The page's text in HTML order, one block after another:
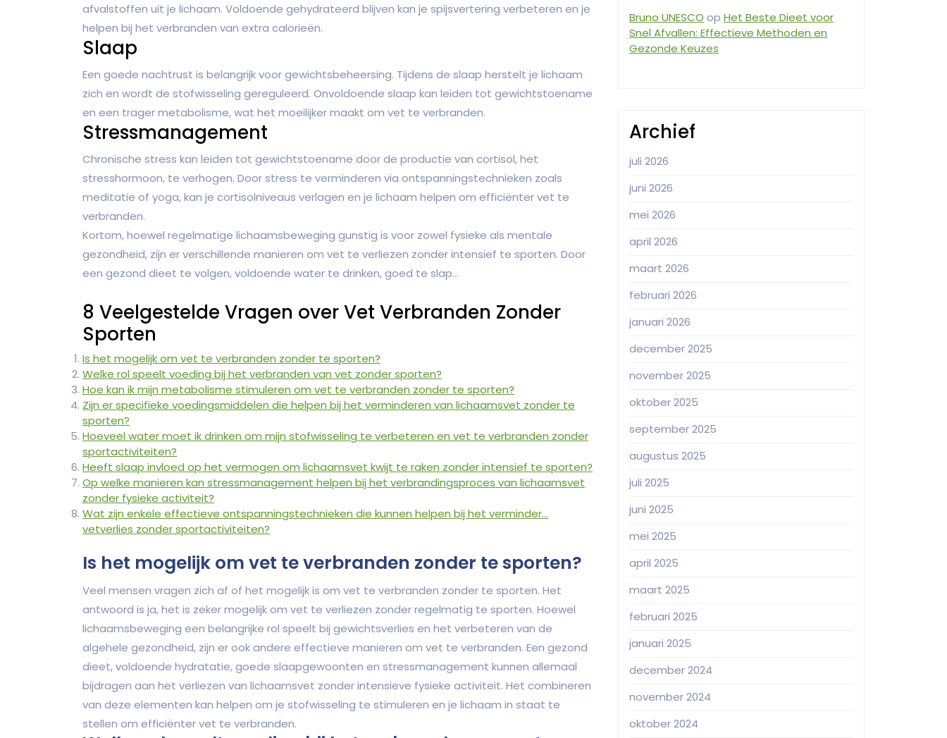
afvalstoffen uit je lichaam. Voldoende gehydrateerd blijven kan je spijsvertering verbeteren en je
helpen bij het verbranden van extra calorieën.
Slaap
Een goede nachtrust is belangrijk voor gewichtsbeheersing. Tijdens de slaap herstelt je lichaam
zich en wordt de stofwisseling gereguleerd. Onvoldoende slaap kan leiden tot gewichtstoename
en een trager metabolisme, wat het moeilijker maakt om vet te verbranden.
Stressmanagement
Chronische stress kan leiden tot gewichtstoename door de productie van cortisol, het
stresshormoon, te verhogen. Door stress te verminderen via ontspanningstechnieken zoals
meditatie of yoga, kan je cortisolniveaus verlagen en je lichaam helpen om efficiënter vet te
verbranden.
Kortom, hoewel regelmatige lichaamsbeweging gunstig is voor zowel fysieke als mentale
gezondheid, zijn er verschillende manieren om vet te verliezen zonder intensief te sporten. Door
een gezond dieet te volgen, voldoende water te drinken, goed te slap…
8 Veelgestelde Vragen over Vet Verbranden Zonder
Sporten
Is het mogelijk om vet te verbranden zonder te sporten?
Welke rol speelt voeding bij het verbranden van vet zonder sporten?
Hoe kan ik mijn metabolisme stimuleren om vet te verbranden zonder te sporten?
Zijn er specifieke voedingsmiddelen die helpen bij het verminderen van lichaamsvet zonder te
sporten?
Hoeveel water moet ik drinken om mijn stofwisseling te verbeteren en vet te verbranden zonder
sportactiviteiten?
Heeft slaap invloed op het vermogen om lichaamsvet kwijt te raken zonder intensief te sporten?
Op welke manieren kan stressmanagement helpen bij het verbrandingsproces van lichaamsvet
zonder fysieke activiteit?
Wat zijn enkele effectieve ontspanningstechnieken die kunnen helpen bij het verminder…
vetverlies zonder sportactiviteiten?
Is het mogelijk om vet te verbranden zonder te sporten?
Veel mensen vragen zich af of het mogelijk is om vet te verbranden zonder te sporten. Het
antwoord is ja, het is zeker mogelijk om vet te verliezen zonder regelmatig te sporten. Hoewel
lichaamsbeweging een belangrijke rol speelt bij gewichtsverlies en het verbeteren van de
algehele gezondheid, zijn er ook andere effectieve manieren om vet te verbranden. Een gezond
dieet, voldoende hydratatie, goede slaapgewoonten en stressmanagement kunnen allemaal
bijdragen aan het verliezen van lichaamsvet zonder intensieve fysieke activiteit. Het combineren
van deze elementen kan helpen om je stofwisseling te stimuleren en je lichaam in staat te
stellen om efficiënter vet te verbranden.
Bruno UNESCO op Het Beste Dieet voor
Snel Afvallen: Effectieve Methoden en
Gezonde Keuzes
Archief
juli 2026
juni 2026
mei 2026
april 2026
maart 2026
februari 2026
januari 2026
december 2025
november 2025
oktober 2025
september 2025
augustus 2025
juli 2025
juni 2025
mei 2025
april 2025
maart 2025
februari 2025
januari 2025
december 2024
november 2024
oktober 2024